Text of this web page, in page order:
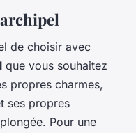
de choisir avec
que vous souhaitez
propres charmes,
ses propres
Pour une